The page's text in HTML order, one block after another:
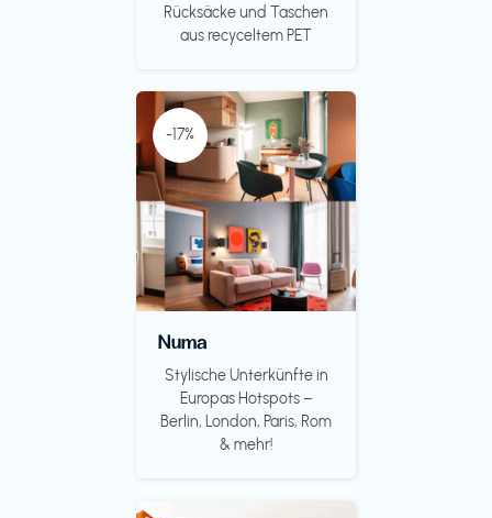
Rücksäcke und Taschen
aus recyceltem PET
-17%
Numa
Stylische Unterkünfte in
Europas Hotspots –
Berlin, London, Paris, Rom
& mehr!